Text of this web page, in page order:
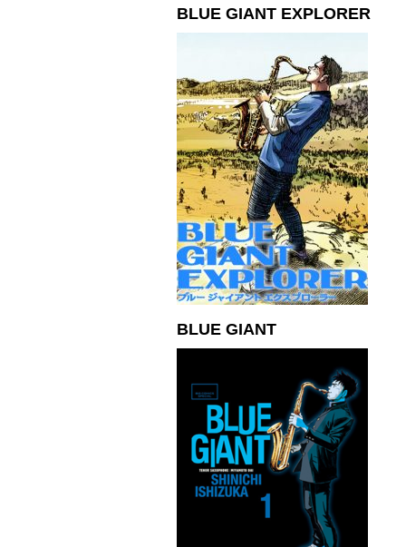
BLUE GIANT EXPLORER
BLUE GIANT